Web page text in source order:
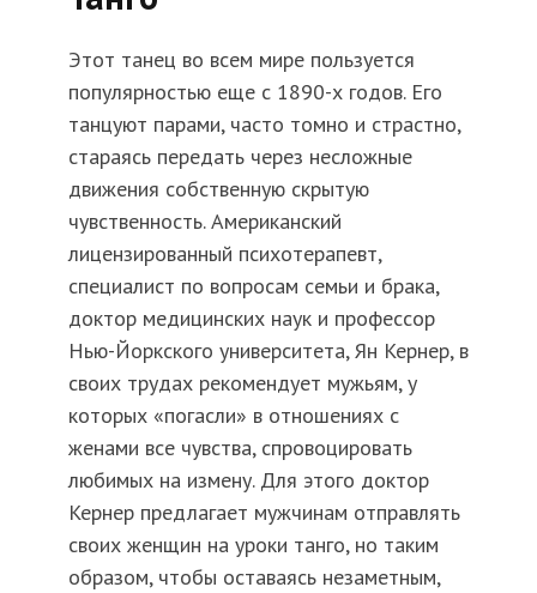
Этот танец во всем мире пользуется
популярностью еще с 1890-х годов. Его
танцуют парами, часто томно и страстно,
стараясь передать через несложные
движения собственную скрытую
чувственность. Американский
лицензированный психотерапевт,
специалист по вопросам семьи и брака,
доктор медицинских наук и профессор
Нью-Йоркского университета, Ян Кернер, в
своих трудах рекомендует мужьям, у
которых «погасли» в отношениях с
женами все чувства, спровоцировать
любимых на измену. Для этого доктор
Кернер предлагает мужчинам отправлять
своих женщин на уроки танго, но таким
образом, чтобы оставаясь незаметным,